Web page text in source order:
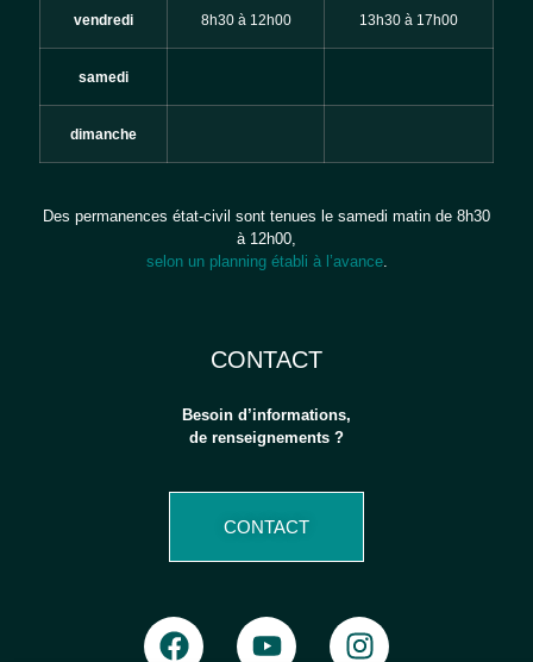
vendredi 8h30 à 12h00 13h30 à 17h00
samedi
dimanche
Des permanences état-civil sont tenues le samedi matin de 8h30
à 12h00,
selon un planning établi à l’avance.
CONTACT
Besoin d’informations,
de renseignements ?
CONTACT